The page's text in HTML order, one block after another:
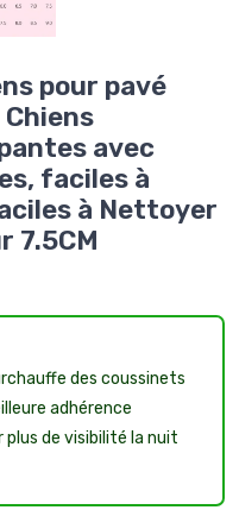
pour pavé
avec
faciles à
à Nettoyer
7.5CM
des coussinets
adhérence
plus de visibilité la nuit